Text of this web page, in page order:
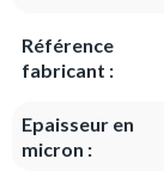
Référence
fabricant :
Epaisseur en
micron :